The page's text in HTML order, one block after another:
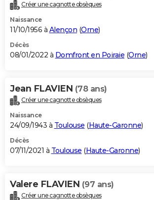
Créer une cagnotte obsèques
Naissance
11/10/1956 à Alençon (Orne)
Décès
08/01/2022 à Domfront en Poiraie (Orne)
Jean FLAVIEN (78 ans)
Créer une cagnotte obsèques
Naissance
24/09/1943 à Toulouse (Haute-Garonne)
Décès
07/11/2021 à Toulouse (Haute-Garonne)
Valere FLAVIEN (97 ans)
Créer une cagnotte obsèques